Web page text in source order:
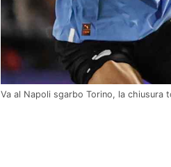
Va al Napoli sgarbo Torino, la chiusura